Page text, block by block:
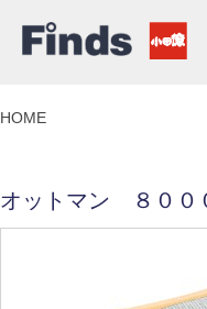
HOME
オットマン ８００